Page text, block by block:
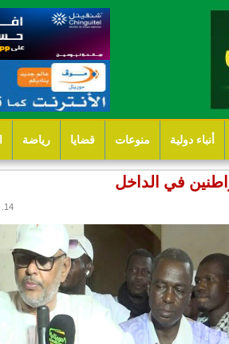
أنباء دولية منوعات قضايا رياضة
في الداخل
14. أبريل 2026 - 11:45